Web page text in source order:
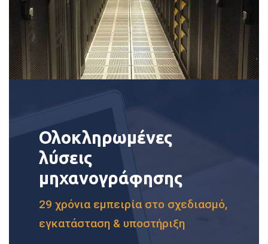
Ολοκληρωμένες
λύσεις
μηχανογράφησης
29 χρόνια εμπειρία στο σχεδιασμό,
εγκατάσταση & υποστήριξη